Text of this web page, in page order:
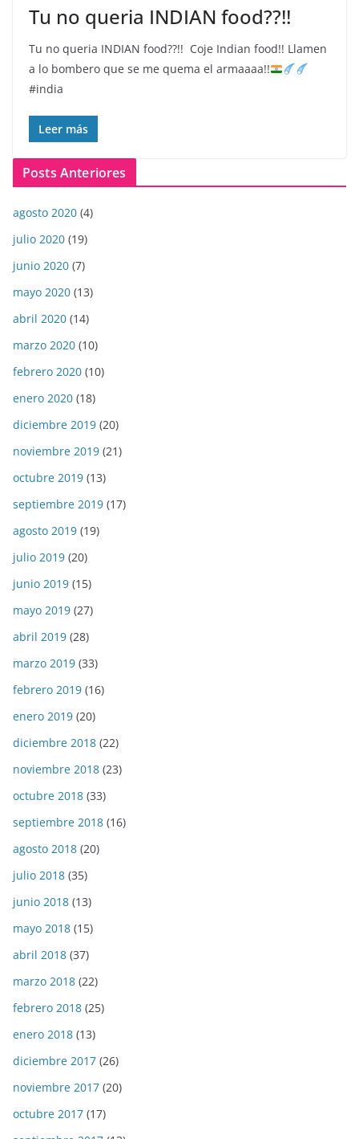
Tu no queria INDIAN food??!! ️
Tu no queria INDIAN food??!! Coje Indian food!! Llamen
a lo bombero que se me quema el armaaaa!!
#india
Leer más
Posts Anteriores
agosto 2020 (4)
julio 2020 (19)
junio 2020 (7)
mayo 2020 (13)
abril 2020 (14)
marzo 2020 (10)
febrero 2020 (10)
enero 2020 (18)
diciembre 2019 (20)
noviembre 2019 (21)
octubre 2019 (13)
septiembre 2019 (17)
agosto 2019 (19)
julio 2019 (20)
junio 2019 (15)
mayo 2019 (27)
abril 2019 (28)
marzo 2019 (33)
febrero 2019 (16)
enero 2019 (20)
diciembre 2018 (22)
noviembre 2018 (23)
octubre 2018 (33)
septiembre 2018 (16)
agosto 2018 (20)
julio 2018 (35)
junio 2018 (13)
mayo 2018 (15)
abril 2018 (37)
marzo 2018 (22)
febrero 2018 (25)
enero 2018 (13)
diciembre 2017 (26)
noviembre 2017 (20)
octubre 2017 (17)